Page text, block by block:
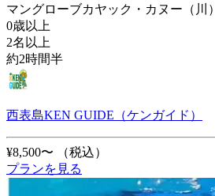
マングローブカヤック・カヌー（川）
0歳以上
2名以上
約2時間半
西表島KEN GUIDE（ケンガイド）
¥8,500〜
（税込）
プランを見る